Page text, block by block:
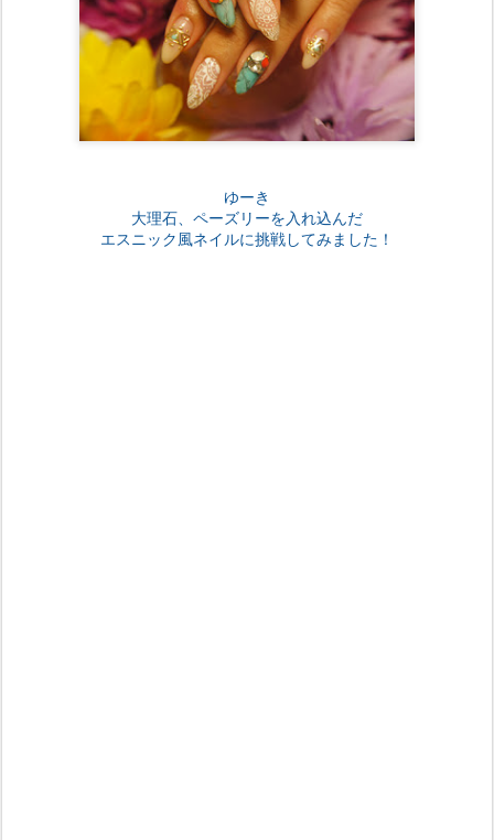
ゆーき
大理石、ペーズリーを入れ込んだ
エスニック風ネイルに挑戦してみました！